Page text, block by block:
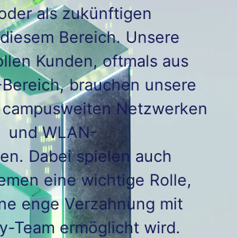
als zukünftigen
Bereich. Unsere
Kunden, oftmals aus
brauchen unsere
Netzwerken
und WLAN-
Dabei spielen auch
eine wichtige Rolle,
enge Verzahnung mit
Team ermöglicht wird.